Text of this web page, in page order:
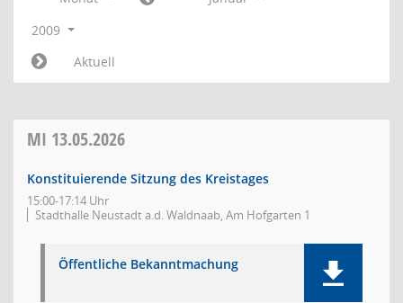
2009
Aktuell
MI 13.05.2026
Konstituierende Sitzung des Kreistages
15:00-17:14 Uhr
Stadthalle Neustadt a.d. Waldnaab, Am Hofgarten 1
Öffentliche Bekanntmachung